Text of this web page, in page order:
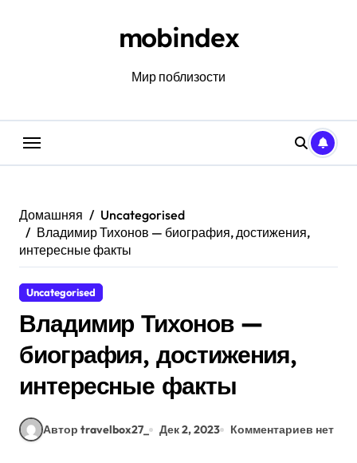
mobindex
Мир поблизости
Домашняя
Uncategorised
Владимир Тихонов — биография, достижения,
интересные факты
Uncategorised
Владимир Тихонов —
биография, достижения,
интересные факты
Автор travelbox27_ Дек 2, 2023 Комментариев нет